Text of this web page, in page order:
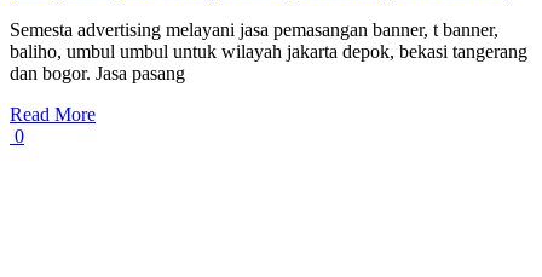
Semesta advertising melayani jasa pemasangan banner, t banner,
baliho, umbul umbul untuk wilayah jakarta depok, bekasi tangerang
dan bogor. Jasa pasang
Read More
0